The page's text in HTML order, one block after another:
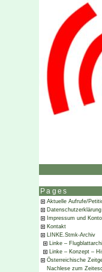
Pages
Aktuelle Aufrufe/
Datenschutzerklärung
Impressum und Konto
Kontakt
LINKE.Stmk-Archiv
Linke –
Linke – Konzept –
Österreichische
Nachlese zum